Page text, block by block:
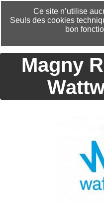
Ce site n’utilise
Seuls des cookies
bon
CHANGER DE
Magny